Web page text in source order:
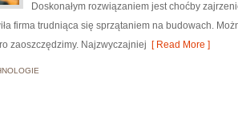
Doskonałym rozwiązaniem jest choćby
firma trudniąca się sprzątaniem na budowach.
zaoszczędzimy. Najzwyczajniej [ Read More ]